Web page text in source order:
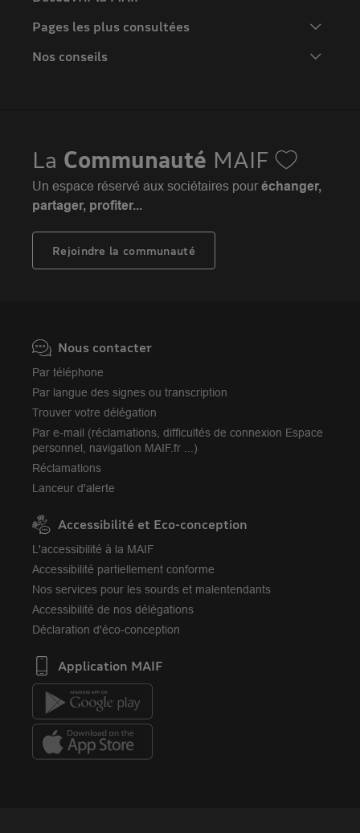
L'Entreprise
Espace presse
Portail API
Adhérer à la MAIF
MAIF Impact
Pages les plus consultées
Assurance auto
Assurance emprunteur
Assurance décès
Assurance vie
Plan d'épargne retraite (PER)
Nos conseils
Achat véhicule
Achat immobilier
Nos partenaires services
La Communauté MAIF
Un espace réservé aux sociétaires pouréchanger,
partager, profiter...
Rejoindre la communauté
Nous contacter
Par téléphone
Par langue des signes ou transcription
Trouver votre délégation
Par e-mail (réclamations, difficultés de connexion Espace
personnel, navigation MAIF.fr ...)
Réclamations
Lanceur d'alerte
Accessibilité et Eco-conception
L'accessibilité à la MAIF
Accessibilité partiellement conforme
Nos services pour les sourds et malentendants
Accessibilité de nos délégations
Déclaration d'éco-conception
Application MAIF